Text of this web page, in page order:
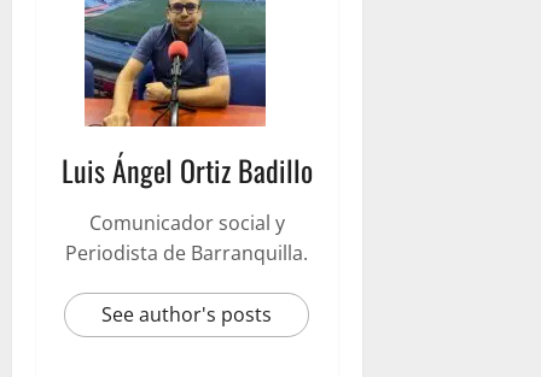
Luis Ángel Ortiz Badillo
Comunicador social y
Periodista de Barranquilla.
See author's posts